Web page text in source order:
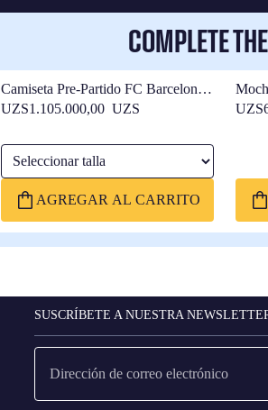
COMPLETE
Camiseta Pre-Partido FC Barcelona
25/26 - Mujer
UZS1.105.000,00 UZS
Seleccionar talla
AGREGAR AL CARRITO
25/26
SUSCRÍBETE A NUESTRA
Correo
electrónico